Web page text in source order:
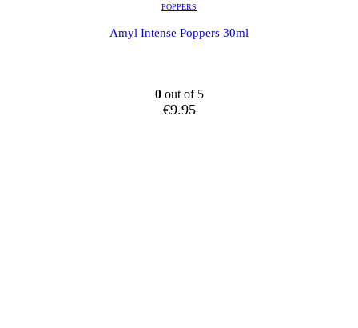
POPPERS
Amyl Intense Poppers 30ml
0out of 5
€9.95